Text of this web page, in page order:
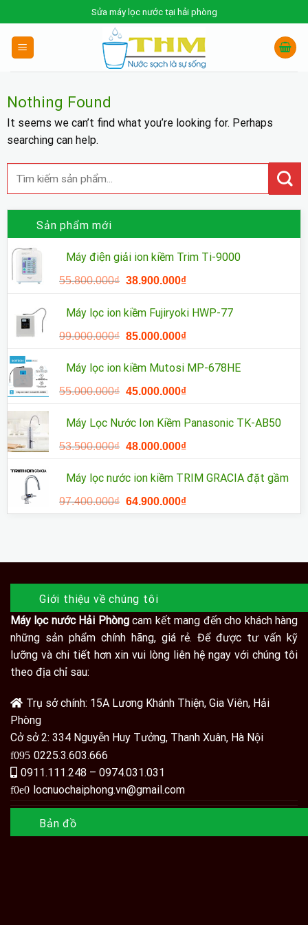
to
content
Sửa máy lọc nước tại hải phòng
Nothing Found
It seems we can’t find what you’re looking for. Perhaps
searching can help.
Sản phẩm mới
Máy điện giải ion kiềm Trim Ti-9000
55.800.000₫ Giá
là:
55.800.000₫.
38.900.000₫Giá
tại
38.900.000₫.
Máy lọc ion kiềm Fujiryoki HWP-77
99.000.000₫ Giá
là:
85.000.000₫Giá
tại
85.000.000₫.
Máy lọc ion kiềm Mutosi MP-678HE
55.000.000₫ Giá
là:
45.000.000₫Giá
tại
45.000.000₫.
Máy Lọc Nước Ion Kiềm Panasonic TK-AB50
53.500.000₫ Giá
là:
48.000.000₫Giá
tại
48.000.000₫.
Máy lọc nước ion kiềm TRIM GRACIA đặt gầm
97.400.000₫ Giá
gốc
64.900.000₫Giá
hiện
Giới thiệu về chúng tôi
Máy lọc nước Hải Phòngcam kết mang đến cho khách hàng
những sản phẩm chính hãng, giá rẻ. Để được tư vấn kỹ
lưỡng và chi tiết hơn xin vui lòng liên hệ ngay với chúng tôi
theo địa chỉ sau:
Trụ sở chính: 15A Lương Khánh Thiện, Gia Viên, Hải
Phòng
Cở sở 2: 334 Nguyễn Huy Tưởng, Thanh Xuân, Hà Nội
0225.3.603.666
0911.111.248 – 0974.031.031
locnuochaiphong.vn@gmail.com
Bản đồ